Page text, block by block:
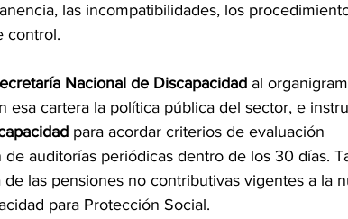
las incompatibilidades, los
control.
Nacional de Discapacidad al
esa cartera la política pública del sector, e
para acordar criterios de evaluación
auditorías periódicas dentro de los 30 días.
las pensiones no contributivas vigentes a la
para Protección Social.